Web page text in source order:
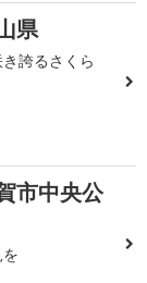
県
誇るさくら
市中央公